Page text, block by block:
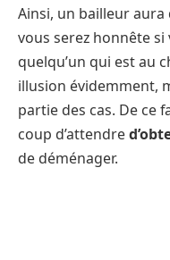
Ainsi, un bailleur aura
vous serez honnête
quelqu’un qui est au
illusion évidemment,
partie des cas. De ce
coup d’attendre
de déménager.